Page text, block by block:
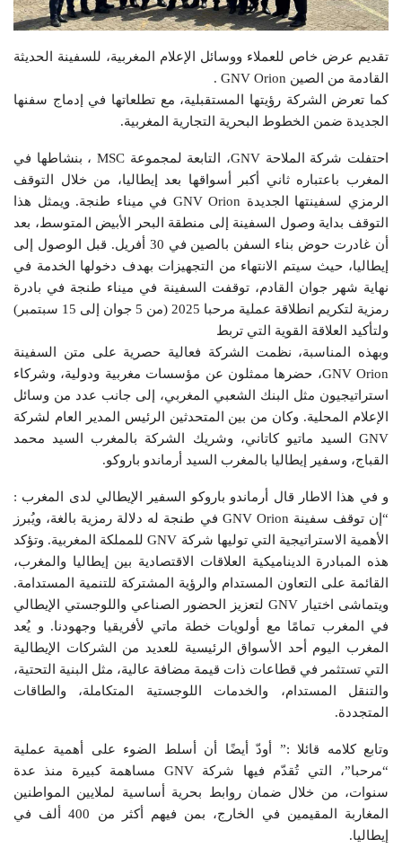
تقديم عرض خاص للعملاء ووسائل الإعلام المغربية، للسفينة الحديثة
القادمة من الصين GNV Orion .
كما تعرض الشركة رؤيتها المستقبلية، مع تطلعاتها في إدماج سفنها
الجديدة ضمن الخطوط البحرية التجارية المغربية.
احتفلت شركة الملاحة GNV، التابعة لمجموعة MSC ، بنشاطها في
المغرب باعتباره ثاني أكبر أسواقها بعد إيطاليا، من خلال التوقف
الرمزي لسفينتها الجديدة GNV Orion في ميناء طنجة. ويمثل هذا
التوقف بداية وصول السفينة إلى منطقة البحر الأبيض المتوسط، بعد
أن غادرت حوض بناء السفن بالصين في 30 أفريل. قبل الوصول إلى
إيطاليا، حيث سيتم الانتهاء من التجهيزات بهدف دخولها الخدمة في
نهاية شهر جوان القادم، توقفت السفينة في ميناء طنجة في بادرة
رمزية لتكريم انطلاقة عملية مرحبا 2025 (من 5 جوان إلى 15 سبتمبر)
ولتأكيد العلاقة القوية التي تربط
وبهذه المناسبة، نظمت الشركة فعالية حصرية على متن السفينة
GNV Orion، حضرها ممثلون عن مؤسسات مغربية ودولية، وشركاء
استراتيجيون مثل البنك الشعبي المغربي، إلى جانب عدد من وسائل
الإعلام المحلية. وكان من بين المتحدثين الرئيس المدير العام لشركة
GNV السيد ماتيو كاتاني، وشريك الشركة بالمغرب السيد محمد
القباج، وسفير إيطاليا بالمغرب السيد أرماندو باروكو.
و في هذا الاطار قال أرماندو باروكو السفير الإيطالي لدى المغرب :
“إن توقف سفينة GNV Orion في طنجة له دلالة رمزية بالغة، ويُبرز
الأهمية الاستراتيجية التي توليها شركة GNV للمملكة المغربية. وتؤكد
هذه المبادرة الديناميكية العلاقات الاقتصادية بين إيطاليا والمغرب،
القائمة على التعاون المستدام والرؤية المشتركة للتنمية المستدامة.
ويتماشى اختيار GNV لتعزيز الحضور الصناعي واللوجستي الإيطالي
في المغرب تمامًا مع أولويات خطة ماتي لأفريقيا وجهودنا. و يُعد
المغرب اليوم أحد الأسواق الرئيسية للعديد من الشركات الإيطالية
التي تستثمر في قطاعات ذات قيمة مضافة عالية، مثل البنية التحتية،
والتنقل المستدام، والخدمات اللوجستية المتكاملة، والطاقات
المتجددة.
وتابع كلامه قائلا :” أودّ أيضًا أن أسلط الضوء على أهمية عملية
“مرحبا”، التي تُقدّم فيها شركة GNV مساهمة كبيرة منذ عدة
سنوات، من خلال ضمان روابط بحرية أساسية لملايين المواطنين
المغاربة المقيمين في الخارج، بمن فيهم أكثر من 400 ألف في
إيطاليا.